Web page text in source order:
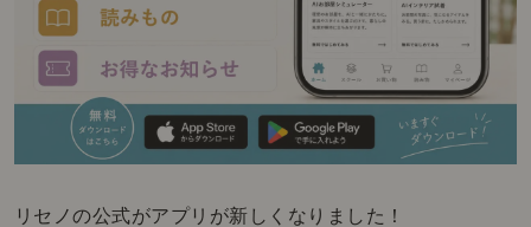
リセノの公式がアプリが新しくなりました！